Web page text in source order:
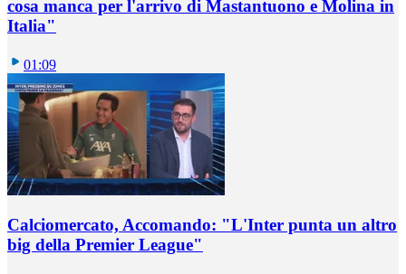
cosa manca per l'arrivo di Mastantuono e Molina in
Italia"
01:09
Calciomercato, Accomando: "L'Inter punta un altro
big della Premier League"